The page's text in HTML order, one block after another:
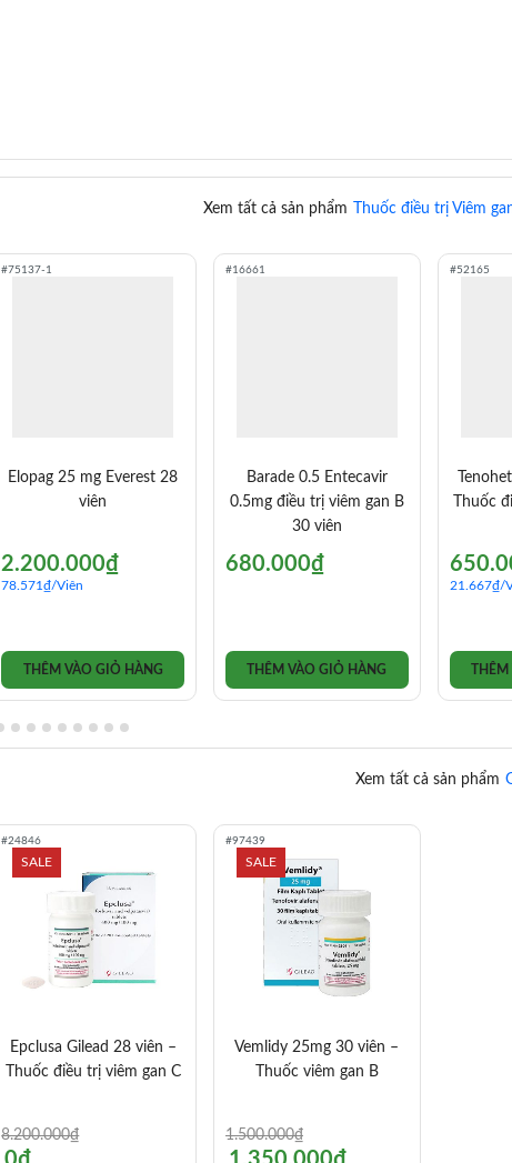
Xem tất cả sản phẩm Thuốc điều trị Viêm
#75137-1
Elopag 25 mg Everest 28
viên
2.200.000₫
78.571₫/Viên
THÊM VÀO GIỎ HÀNG
#16661
Barade 0.5 Entecavir
0.5mg điều trị viêm gan B
30 viên
680.000₫
THÊM VÀO GIỎ HÀNG
#52165
Thuốc
21.667₫/
THÊM
Xem tất cả sản phẩm
#24846
SALE
Epclusa Gilead 28 viên –
Thuốc điều trị viêm gan C
8.200.000₫
Giá
gốc
Giá
hiện
#97439
SALE
Vemlidy 25mg 30 viên –
Thuốc viêm gan B
1.500.000₫
Giá
gốc
Giá
hiện